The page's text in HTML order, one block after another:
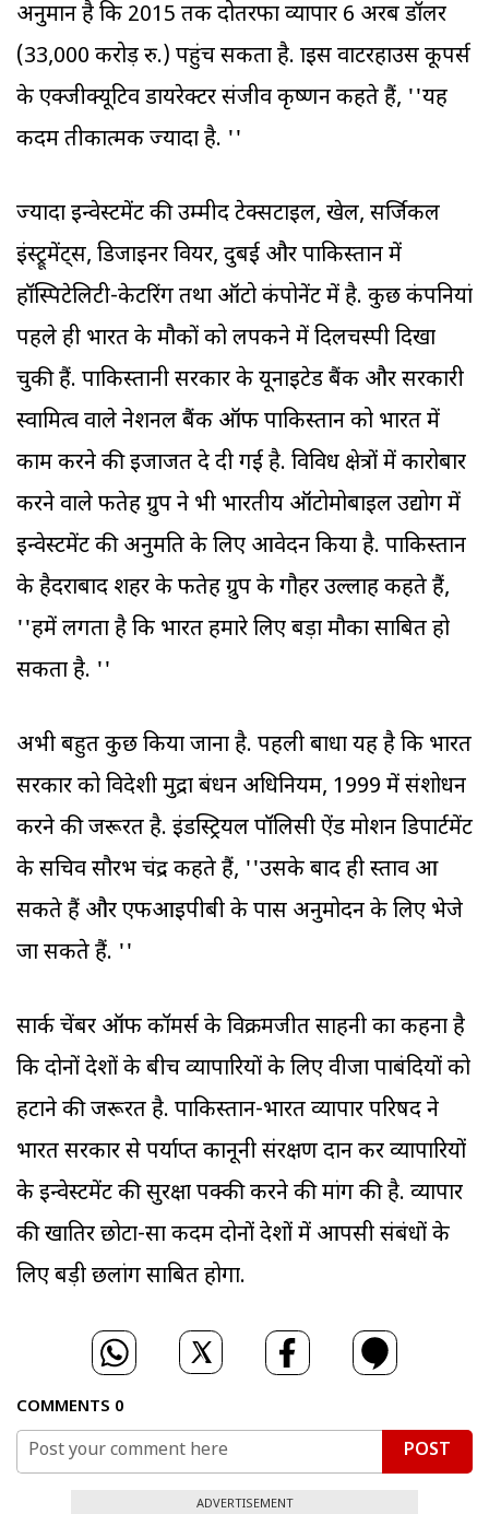
अनुमान है कि 2015 तक दोतरफा व्यापार 6 अरब डॉलर
(33,000 करोड़ रु.) पहुंच सकता है. प्राइस वाटरहाउस कूपर्स
के एक्जीक्यूटिव डायरेक्टर संजीव कृष्णन कहते हैं, ''यह
कदम प्रतीकात्मक ज्यादा है. ''
ज्यादा इन्वेस्टमेंट की उम्मीद टेक्सटाइल, खेल, सर्जिकल
इंस्ट्रूमेंट्स, डिजाइनर वियर, दुबई और पाकिस्तान में
हॉस्पिटेलिटी-केटरिंग तथा ऑटो कंपोनेंट में है. कुछ कंपनियां
पहले ही भारत के मौकों को लपकने में दिलचस्पी दिखा
चुकी हैं. पाकिस्तानी सरकार के यूनाइटेड बैंक और सरकारी
स्वामित्व वाले नेशनल बैंक ऑफ पाकिस्तान को भारत में
काम करने की इजाजत दे दी गई है. विविध क्षेत्रों में कारोबार
करने वाले फतेह ग्रुप ने भी भारतीय ऑटोमोबाइल उद्योग में
इन्वेस्टमेंट की अनुमति के लिए आवेदन किया है. पाकिस्तान
के हैदराबाद शहर के फतेह ग्रुप के गौहर उल्लाह कहते हैं,
''हमें लगता है कि भारत हमारे लिए बड़ा मौका साबित हो
सकता है. ''
अभी बहुत कुछ किया जाना है. पहली बाधा यह है कि भारत
सरकार को विदेशी मुद्रा प्रबंधन अधिनियम, 1999 में संशोधन
करने की जरूरत है. इंडस्ट्रियल पॉलिसी ऐंड प्रमोशन डिपार्टमेंट
के सचिव सौरभ चंद्र कहते हैं, ''उसके बाद ही प्रस्ताव आ
सकते हैं और एफआइपीबी के पास अनुमोदन के लिए भेजे
जा सकते हैं. ''
सार्क चेंबर ऑफ कॉमर्स के विक्रमजीत साहनी का कहना है
कि दोनों देशों के बीच व्यापारियों के लिए वीजा पाबंदियों को
हटाने की जरूरत है. पाकिस्तान-भारत व्यापार परिषद ने
भारत सरकार से पर्याप्त कानूनी संरक्षण प्रदान कर व्यापारियों
के इन्वेस्टमेंट की सुरक्षा पक्की करने की मांग की है. व्यापार
की खातिर छोटा-सा कदम दोनों देशों में आपसी संबंधों के
लिए बड़ी छलांग साबित होगा.
COMMENTS 0
POST
ADVERTISEMENT